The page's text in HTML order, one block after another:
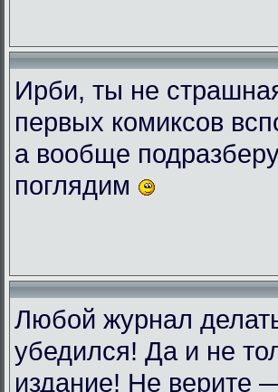
Ирби, ты не
первых комиксов
а вообще
поглядим
Любой журнал
убедился! Да и не
издание! Не верите